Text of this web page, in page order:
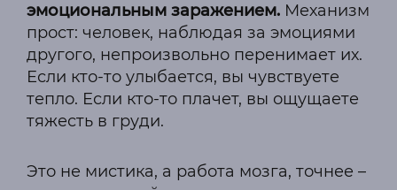
эмоциональным заражением. Механизм
прост: человек, наблюдая за эмоциями
другого, непроизвольно перенимает их.
Если кто-то улыбается, вы чувствуете
тепло. Если кто-то плачет, вы ощущаете
тяжесть в груди.
Это не мистика, а работа мозга, точнее –